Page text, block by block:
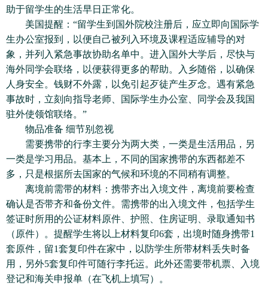
助于留学生的生活早日正常化。
美国提醒：“留学生到国外院校注册后，应立即向国际学
生办公室报到，以便自己被列入环境及课程适应辅导的对
象，并列入紧急事故协助名单中。进入国外大学后，尽快与
海外同学会联络，以便获得更多的帮助。入乡随俗，以确保
人身安全。钱财不外露，以免引起歹徒产生歹念。遇有紧急
事故时，立刻向指导老师、国际学生办公室、同学会及我国
驻外使领馆联络。”
物品准备 细节别忽视
需要携带的行李主要分为两大类，一类是生活用品，另
一类是学习用品。基本上，不同的国家携带的东西都差不
多，只是根据所去国家的气候和环境的不同稍有调整。
离境前需带的材料：携带齐出入境文件，离境前要检查
确认是否带齐和备份文件。需携带的出入境文件，包括学生
签证时所用的公证材料原件、护照、住房证明、录取通知书
（原件）。提醒学生将以上材料复印6套，出境时随身携带1
套原件，留1套复印件在家中，以防学生所带材料丢失时备
用，另外5套复印件可随行李托运。此外还需要带机票、入境
登记和海关申报单（在飞机上填写）。